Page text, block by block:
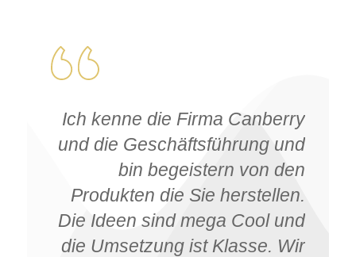
Ich kenne die Firma Canberry
und die Geschäftsführung und
bin begeistern von den
Produkten die Sie herstellen.
Die Ideen sind mega Cool und
die Umsetzung ist Klasse. Wir